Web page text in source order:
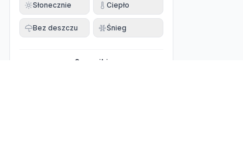
Słonecznie Ciepło
Bez deszczu Śnieg
0 wyniki